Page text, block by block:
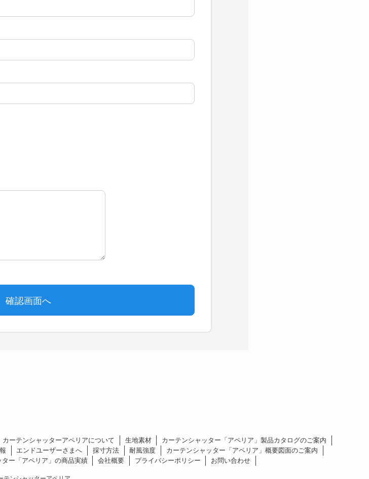
カーテンシャッターアペリアについて 生地素材
カーテンシャッター「アペリア」製品カタログのご案内
エンドユーザーさまへ 採寸方法 耐風強度
カーテンシャッター「アペリア」概要図面のご案内
ター「アペリア」の商品実績 会社概要 プライバシーポリシー お問い合わせ